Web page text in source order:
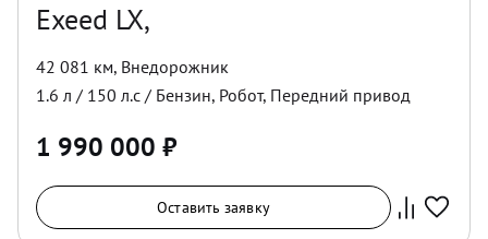
Exeed LX,
42 081 км, Внедорожник
1.6 л / 150 л.с / Бензин, Робот, Передний привод
1 990 000 ₽
Оставить заявку